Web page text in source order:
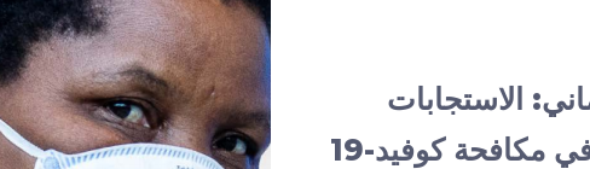
الاستجابات
مكافحة كوفيد-19